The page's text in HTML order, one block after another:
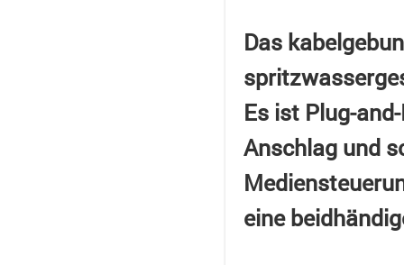
Das
Es ist Plug-
Anschlag und
eine